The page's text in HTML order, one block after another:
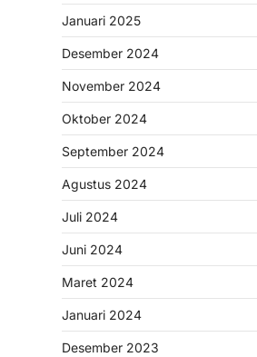
Januari 2025
Desember 2024
November 2024
Oktober 2024
September 2024
Agustus 2024
Juli 2024
Juni 2024
Maret 2024
Januari 2024
Desember 2023